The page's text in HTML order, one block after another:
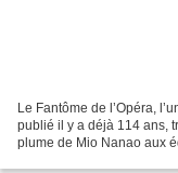
Le Fantôme de l’Opéra,
publié il y a déjà 114 ans,
plume de Mio Nanao aux